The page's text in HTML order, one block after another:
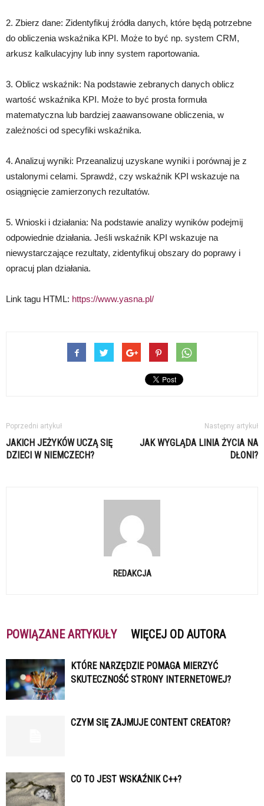
2. Zbierz dane: Zidentyfikuj źródła danych, które będą potrzebne
do obliczenia wskaźnika KPI. Może to być np. system CRM,
arkusz kalkulacyjny lub inny system raportowania.
3. Oblicz wskaźnik: Na podstawie zebranych danych oblicz
wartość wskaźnika KPI. Może to być prosta formuła
matematyczna lub bardziej zaawansowane obliczenia, w
zależności od specyfiki wskaźnika.
4. Analizuj wyniki: Przeanalizuj uzyskane wyniki i porównaj je z
ustalonymi celami. Sprawdź, czy wskaźnik KPI wskazuje na
osiągnięcie zamierzonych rezultatów.
5. Wnioski i działania: Na podstawie analizy wyników podejmij
odpowiednie działania. Jeśli wskaźnik KPI wskazuje na
niewystarczające rezultaty, zidentyfikuj obszary do poprawy i
opracuj plan działania.
Link tagu HTML: https://www.yasna.pl/
Poprzedni artykuł
JAKICH JEŻYKÓW UCZĄ SIĘ
DZIECI W NIEMCZECH?
Następny artykuł
JAK WYGLĄDA LINIA ŻYCIA NA
DŁONI?
REDAKCJA
POWIĄZANE ARTYKUŁY WIĘCEJ OD AUTORA
KTÓRE NARZĘDZIE POMAGA MIERZYĆ
SKUTECZNOŚĆ STRONY INTERNETOWEJ?
CZYM SIĘ ZAJMUJE CONTENT CREATOR?
CO TO JEST WSKAŹNIK C++?